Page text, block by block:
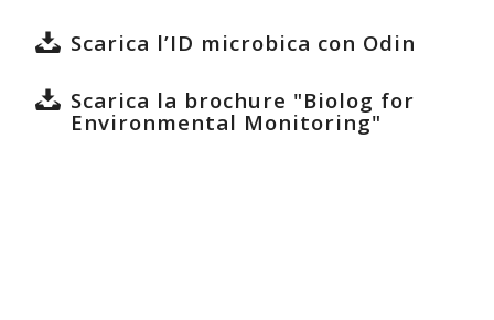
Scarica l’ID microbica con Odin
Scarica la brochure "Biolog for
Environmental Monitoring"